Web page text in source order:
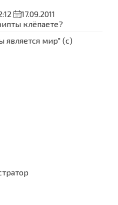
17.09.2011
клёпаете?
является мир" (с)